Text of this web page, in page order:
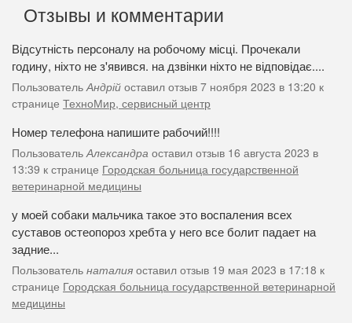
Отзывы и комментарии
Відсутність персоналу на робочому місці. Прочекали
годину, ніхто не з'явився. на дзвінки ніхто не відповідає....
Пользователь Андрій оставил отзыв 7 ноября 2023 в 13:20 к
странице ТехноМир, сервисный центр
Номер телефона напишите рабочий!!!!
Пользователь Александра оставил отзыв 16 августа 2023 в
13:39 к странице Городская больница государственной
ветеринарной медицины
у моей собаки мальчика такое это воспаления всех
суставов остеопороз хребта у него все болит падает на
задние...
Пользователь наталия оставил отзыв 19 мая 2023 в 17:18 к
странице Городская больница государственной ветеринарной
медицины